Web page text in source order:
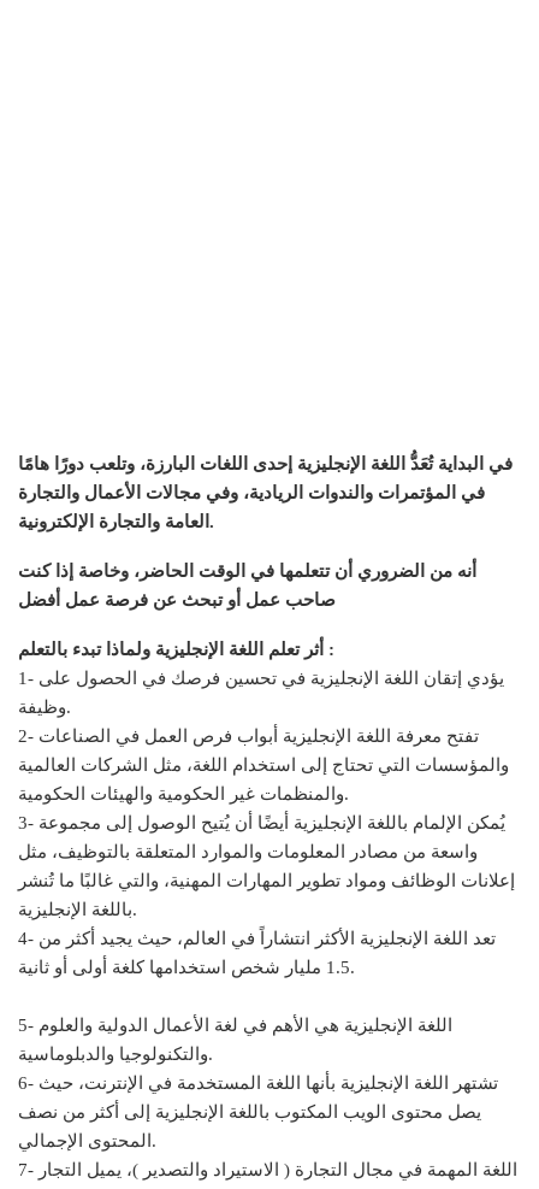
في البداية تُعَدُّ اللغة الإنجليزية إحدى اللغات البارزة، وتلعب دورًا هامًا
في المؤتمرات والندوات الريادية، وفي مجالات الأعمال والتجارة
العامة والتجارة الإلكترونية.
أنه من الضروري أن تتعلمها في الوقت الحاضر، وخاصة إذا كنت
صاحب عمل أو تبحث عن فرصة عمل أفضل
أثر تعلم اللغة الإنجليزية ولماذا تبدء بالتعلم :
1- يؤدي إتقان اللغة الإنجليزية في تحسين فرصك في الحصول على
وظيفة.
2- تفتح معرفة اللغة الإنجليزية أبواب فرص العمل في الصناعات
والمؤسسات التي تحتاج إلى استخدام اللغة، مثل الشركات العالمية
والمنظمات غير الحكومية والهيئات الحكومية.
3- يُمكن الإلمام باللغة الإنجليزية أيضًا أن يُتيح الوصول إلى مجموعة
واسعة من مصادر المعلومات والموارد المتعلقة بالتوظيف، مثل
إعلانات الوظائف ومواد تطوير المهارات المهنية، والتي غالبًا ما تُنشر
باللغة الإنجليزية.
4- تعد اللغة الإنجليزية الأكثر انتشاراً في العالم، حيث يجيد أكثر من
1.5 مليار شخص استخدامها كلغة أولى أو ثانية.
5- اللغة الإنجليزية هي الأهم في لغة الأعمال الدولية والعلوم
والتكنولوجيا والدبلوماسية.
6- تشتهر اللغة الإنجليزية بأنها اللغة المستخدمة في الإنترنت، حيث
يصل محتوى الويب المكتوب باللغة الإنجليزية إلى أكثر من نصف
المحتوى الإجمالي.
7- اللغة المهمة في مجال التجارة ( الاستيراد والتصدير )، يميل التجار